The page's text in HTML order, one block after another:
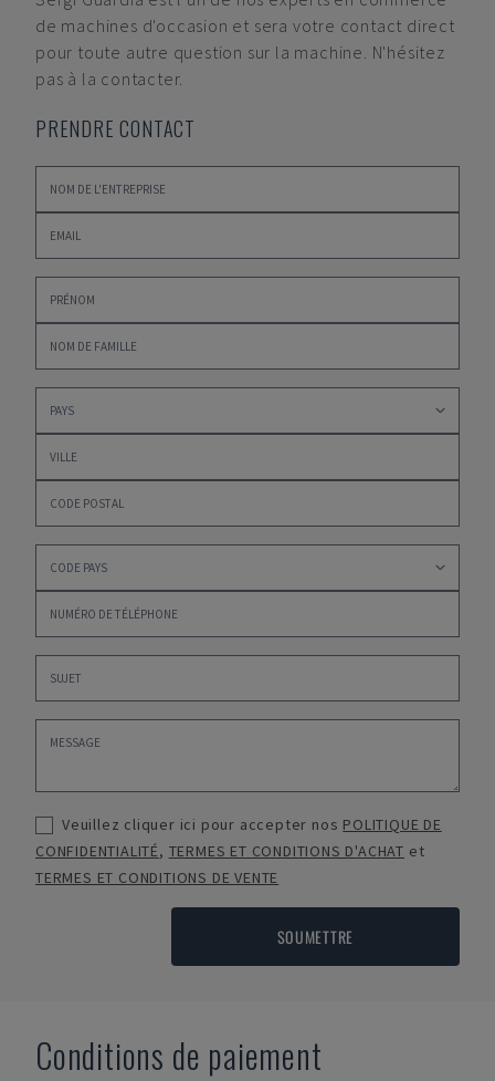
de machines d'occasion et sera votre contact direct
pour toute autre question sur la machine. N'hésitez
pas à la contacter.
PRENDRE CONTACT
Veuillez cliquer ici pour accepter nos POLITIQUE DE
CONFIDENTIALITÉ, TERMES ET CONDITIONS D'ACHAT et
TERMES ET CONDITIONS DE VENTE
SOUMETTRE
Conditions de paiement